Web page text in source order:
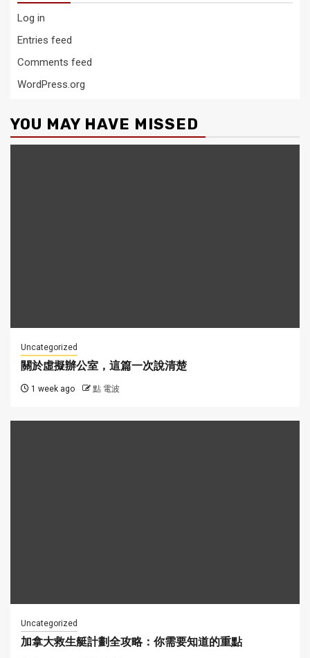
Log in
Entries feed
Comments feed
WordPress.org
YOU MAY HAVE MISSED
Uncategorized
關於虛擬辦公室，這篇一次說清楚
1 week ago 點 電波
Uncategorized
加拿大救生艇計劃全攻略：你需要知道的重點